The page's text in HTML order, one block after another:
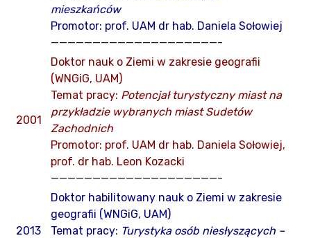
mieszkańców
Promotor: prof. UAM dr hab. Daniela Sołowiej
————————————————————-
2001
Doktor nauk o Ziemi w zakresie geografii
(WNGiG, UAM)
Temat pracy: Potencjał turystyczny miast na
przykładzie wybranych miast Sudetów
Zachodnich
Promotor: prof. UAM dr hab. Daniela Sołowiej,
prof. dr hab. Leon Kozacki
————————————————————-
2013
Doktor habilitowany nauk o Ziemi w zakresie
geografii (WNGiG, UAM)
Temat pracy: Turystyka osób niesłyszących –